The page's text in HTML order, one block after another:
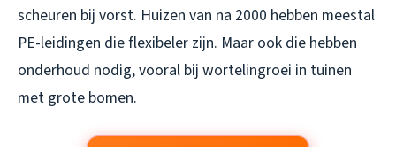
scheuren bij vorst. Huizen van na 2000 hebben meestal
PE-leidingen die flexibeler zijn. Maar ook die hebben
onderhoud nodig, vooral bij wortelingroei in tuinen
met grote bomen.